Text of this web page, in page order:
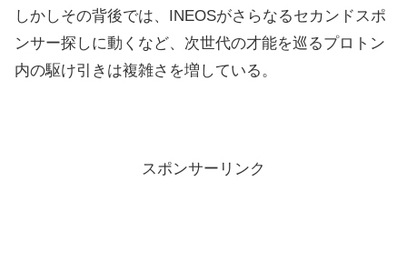
しかしその背後では、INEOSがさらなるセカンドスポ
ンサー探しに動くなど、次世代の才能を巡るプロトン
内の駆け引きは複雑さを増している。
スポンサーリンク